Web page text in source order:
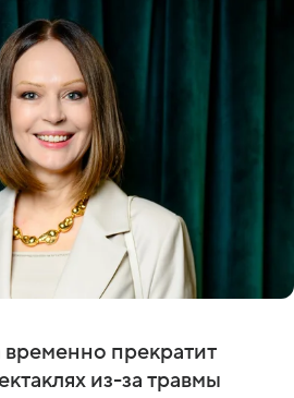
прекратит
из-за травмы